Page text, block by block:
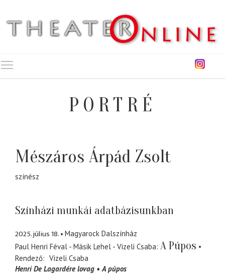
PORTRÉ
Mészáros Árpád Zsolt
színész
Színházi munkái adatbázisunkban
2025. július 18.
Magyarock Dalszínház
Paul Henri Féval - Másik Lehel - Vizeli Csaba A Púpos
Rendező
Vizeli Csaba
Henri De Lagardére lovag
A púpos